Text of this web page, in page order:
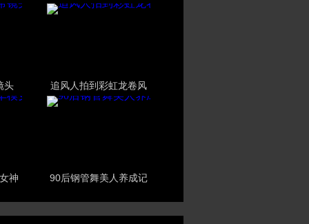
头 追风人拍到彩虹龙卷风
神 90后钢管舞美人养成记